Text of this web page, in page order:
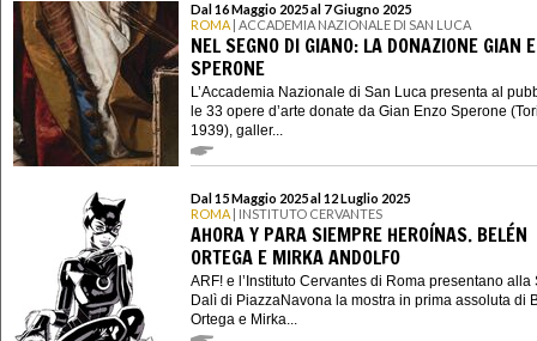
Dal 16 Maggio 2025 al 7 Giugno 2025
ROMA | ACCADEMIA NAZIONALE DI SAN LUCA
NEL SEGNO DI GIANO: LA DONAZIONE GIAN
SPERONE
L’Accademia Nazionale di San Luca presenta al
le 33 opere d’arte donate da Gian Enzo Sperone
1939), galler...
Dal 15 Maggio 2025 al 12 Luglio 2025
ROMA | INSTITUTO CERVANTES
AHORA Y PARA SIEMPRE HEROÍNAS. BELÉN
ORTEGA E MIRKA ANDOLFO
ARF! e l’Instituto Cervantes di Roma presentano alla
Dalì di PiazzaNavona la mostra in prima assoluta di
Ortega e Mirka...